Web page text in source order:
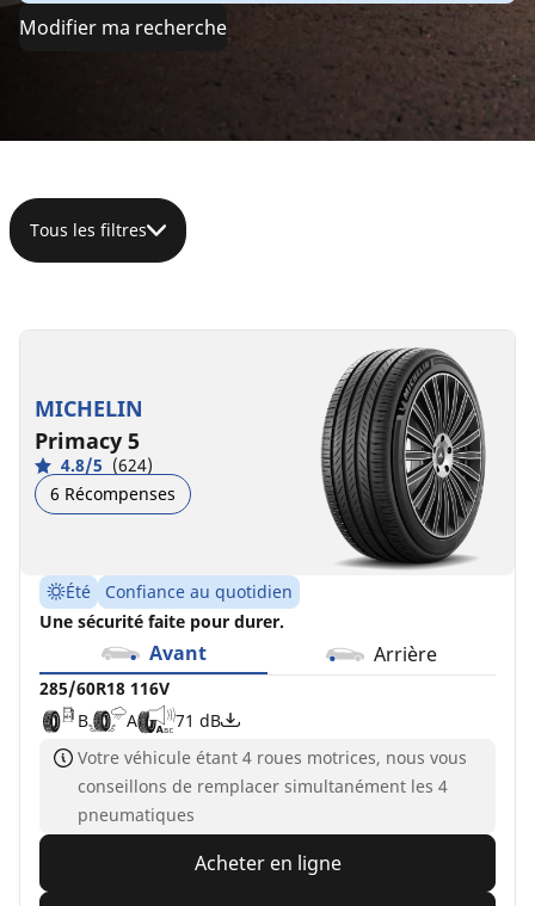
Modifier ma recherche
Tous les filtres
MICHELIN
Primacy 5
4.8/5 (624)
6 Récompenses
Été
Confiance au quotidien
Une sécurité faite pour durer.
Avant Arrière
285/60R18 116V
B
A 71 dB
B
A
Votre véhicule étant 4 roues motrices, nous vous
conseillons de remplacer simultanément les 4
pneumatiques
Acheter en ligne